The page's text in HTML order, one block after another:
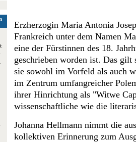
Erzherzogin Maria Antonia
Frankreich unter dem Namen
eine der Fürstinnen des 18.
geschrieben worden ist. Das
sie sowohl im Vorfeld als auch
im Zentrum umfangreicher
ihrer Hinrichtung als "Witwe
wissenschaftliche wie die
Johanna Hellmann nimmt die
kollektiven Erinnerung zum